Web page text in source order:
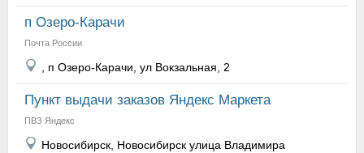
п Озеро-Карачи
Почта России
, п Озеро-Карачи, ул Вокзальная, 2
Пункт выдачи заказов Яндекс Маркета
ПВЗ Яндекс
Новосибирск, Новосибирск улица Владимира